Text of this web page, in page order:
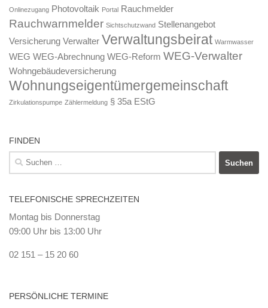
Onlinezugang Photovoltaik Portal Rauchmelder
Rauchwarnmelder Sichtschutzwand Stellenangebot
Versicherung Verwalter Verwaltungsbeirat Warmwasser
WEG WEG-Abrechnung WEG-Reform WEG-Verwalter
Wohngebäudeversicherung
Wohnungseigentümergemeinschaft
Zirkulationspumpe Zählermeldung § 35a EStG
FINDEN
Suchen
nach:
TELEFONISCHE SPRECHZEITEN
Montag bis Donnerstag
09:00 Uhr bis 13:00 Uhr
02 151 – 15 20 60
PERSÖNLICHE TERMINE